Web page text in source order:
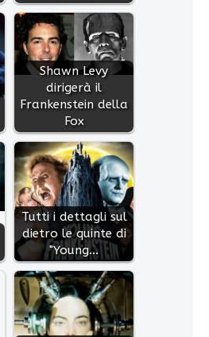
Shawn Levy
dirigerà il
Frankenstein della
Fox
Tutti i dettagli sul
dietro le quinte di
"Young…